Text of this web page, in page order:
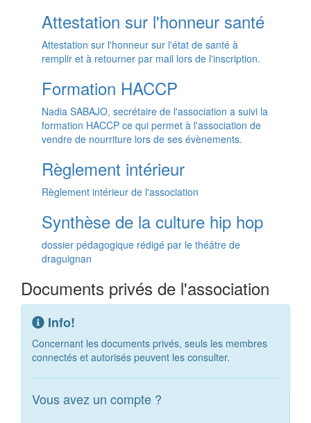
Attestation sur l'honneur santé
Attestation sur l'honneur sur l'état de santé à
remplir et à retourner par mail lors de l'inscription.
Formation HACCP
Nadia SABAJO, secrétaire de l'association a suivi la
formation HACCP ce qui permet à l'association de
vendre de nourriture lors de ses évènements.
Règlement intérieur
Règlement intérieur de l'association
Synthèse de la culture hip hop
dossier pédagogique rédigé par le théâtre de
draguignan
Documents privés de l'association
Info!
Concernant les documents privés, seuls les membres
connectés et autorisés peuvent les consulter.
Vous avez un compte ?